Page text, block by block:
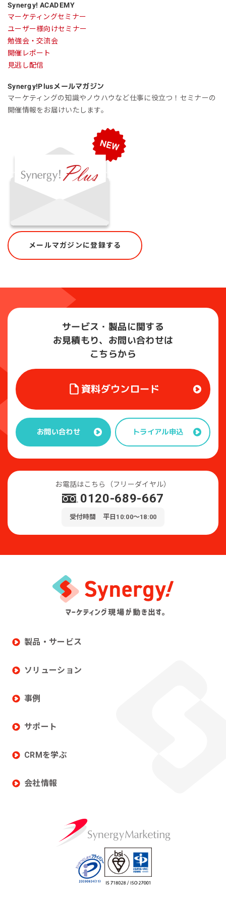
Synergy! ACADEMY
マーケティングセミナー
ユーザー様向けセミナー
勉強会・交流会
開催レポート
見逃し配信
Synergy!Plusメールマガジン
マーケティングの知識やノウハウなど仕事に役立つ！セミナーの
開催情報をお届けいたします。
メールマガジンに登録する
サービス・製品に関する
お見積もり、お問い合わせは
こちらから
資料ダウンロード
お問い合わせ トライアル申込
お電話はこちら（フリーダイヤル）
0120-689-667
受付時間 平日10:00～18:00
製品・サービス
ソリューション
事例
サポート
CRMを学ぶ
会社情報